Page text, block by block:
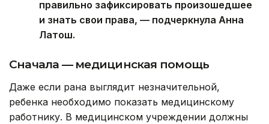
правильно зафиксировать произошедшее
и знать свои права, — подчеркнула Анна
Латош.
Сначала — медицинская помощь
Даже если рана выглядит незначительной,
ребенка необходимо показать медицинскому
работнику. В медицинском учреждении должны